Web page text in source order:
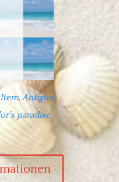
Antigua
paradise